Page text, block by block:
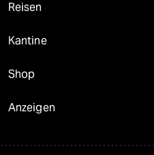
Reisen
Kantine
Shop
Anzeigen